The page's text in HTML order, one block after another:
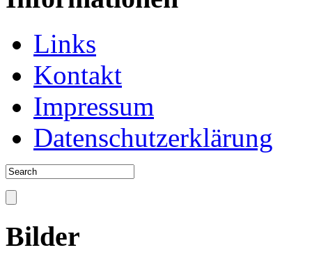
Links
Kontakt
Impressum
Datenschutzerklärung
Bilder